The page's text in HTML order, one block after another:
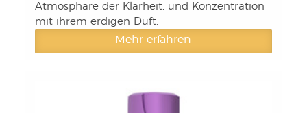
Atmosphäre der Klarheit, und Konzentration
mit ihrem erdigen Duft.
Mehr erfahren